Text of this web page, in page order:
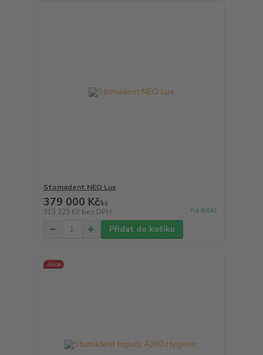
Stomadent NEO Lux
379 000 Kč/ks
313 223 Kč bez DPH na dotaz
Přidat do košíku
Akce